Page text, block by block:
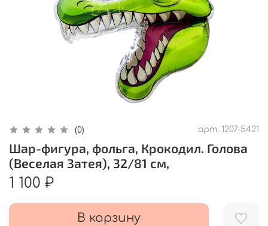
(0) арт. 1207-5421
Шар-фигура, фольга, Крокодил. Голова
(Веселая Затея), 32/81 см,
1 100 ₽
В корзину